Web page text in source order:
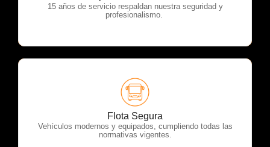
15 años de servicio respaldan nuestra seguridad y
profesionalismo.
Flota Segura
Vehículos modernos y equipados, cumpliendo todas las
normativas vigentes.
OTP Servicios